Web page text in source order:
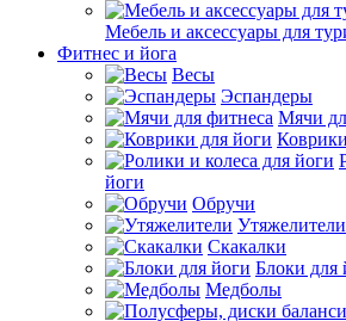
Мебель и аксессуары для
Фитнес и йога
Весы
Эспандеры
Мячи
йоги
Обручи
Утяжелители
Скакалки
Блоки для
Медболы